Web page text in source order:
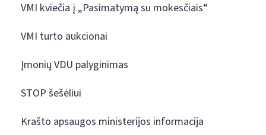
VMI kviečia į „Pasimatymą su mokesčiais“
VMI turto aukcionai
Įmonių VDU palyginimas
STOP šešėliui
Krašto apsaugos ministerijos informacija